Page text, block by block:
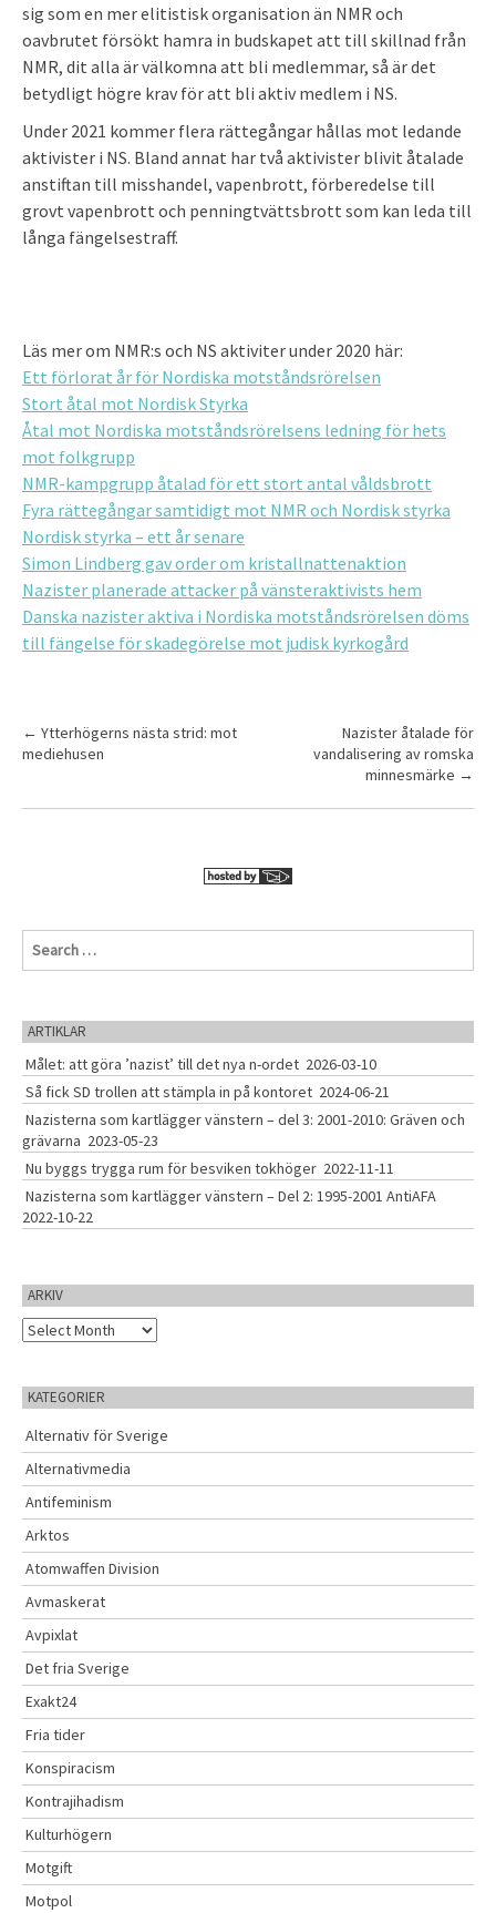
sig som en mer elitistisk organisation än NMR och
oavbrutet försökt hamra in budskapet att till skillnad från
NMR, dit alla är välkomna att bli medlemmar, så är det
betydligt högre krav för att bli aktiv medlem i NS.
Under 2021 kommer flera rättegångar hållas mot ledande
aktivister i NS. Bland annat har två aktivister blivit åtalade
anstiftan till misshandel, vapenbrott, förberedelse till
grovt vapenbrott och penningtvättsbrott som kan leda till
långa fängelsestraff.
Läs mer om NMR:s och NS aktiviter under 2020 här:
Ett förlorat år för Nordiska motståndsrörelsen
Stort åtal mot Nordisk Styrka
Åtal mot Nordiska motståndsrörelsens ledning för hets
mot folkgrupp
NMR-kampgrupp åtalad för ett stort antal våldsbrott
Fyra rättegångar samtidigt mot NMR och Nordisk styrka
Nordisk styrka – ett år senare
Simon Lindberg gav order om kristallnattenaktion
Nazister planerade attacker på vänsteraktivists hem
Danska nazister aktiva i Nordiska motståndsrörelsen döms
till fängelse för skadegörelse mot judisk kyrkogård
P
o
s
v
a
t
i
o
n
← Ytterhögerns nästa strid: mot
mediehusen
Nazister åtalade för
vandalisering av romska
minnesmärke →
c
h
f
o
r
ARTIKLAR
Målet: att göra ’nazist’ till det nya n-ordet 2026-03-10
Så fick SD trollen att stämpla in på kontoret 2024-06-21
Nazisterna som kartlägger vänstern – del 3: 2001-2010: Gräven och
grävarna 2023-05-23
Nu byggs trygga rum för besviken tokhöger 2022-11-11
Nazisterna som kartlägger vänstern – Del 2: 1995-2001 AntiAFA
2022-10-22
ARKIV
A
r
i
v
KATEGORIER
Alternativ för Sverige
Alternativmedia
Antifeminism
Arktos
Atomwaffen Division
Avmaskerat
Avpixlat
Det fria Sverige
Exakt24
Fria tider
Konspiracism
Kontrajihadism
Kulturhögern
Motgift
Motpol